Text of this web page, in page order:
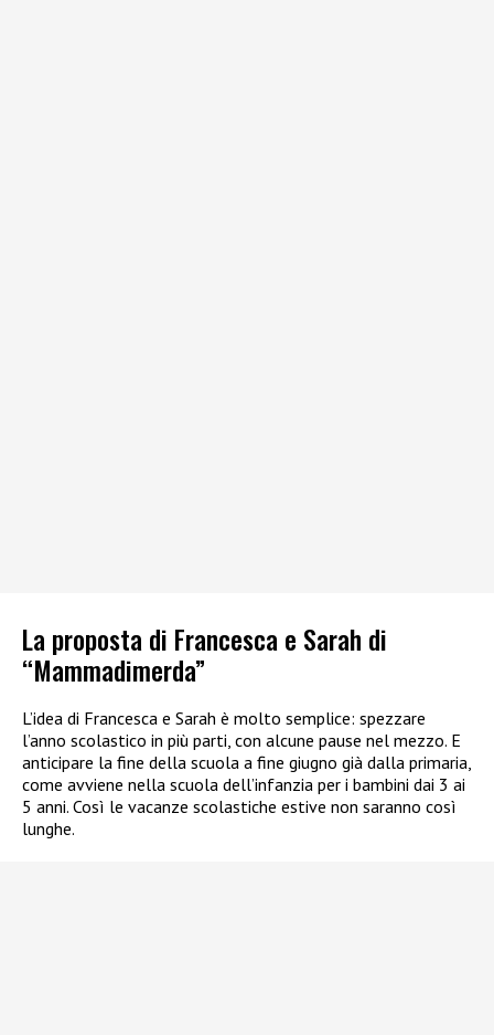
La proposta di Francesca e Sarah di
“Mammadimerda”
L’idea di Francesca e Sarah è molto semplice: spezzare
l’anno scolastico in più parti, con alcune pause nel mezzo. E
anticipare la fine della scuola a fine giugno già dalla primaria,
come avviene nella scuola dell’infanzia per i bambini dai 3 ai
5 anni. Così le vacanze scolastiche estive non saranno così
lunghe.